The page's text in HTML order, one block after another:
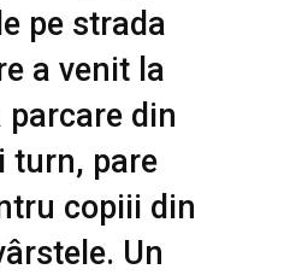
pe strada
a venit la
din
turn, pare
copiii din
Un